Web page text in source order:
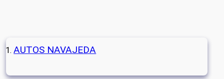
AUTOS NAVAJEDA